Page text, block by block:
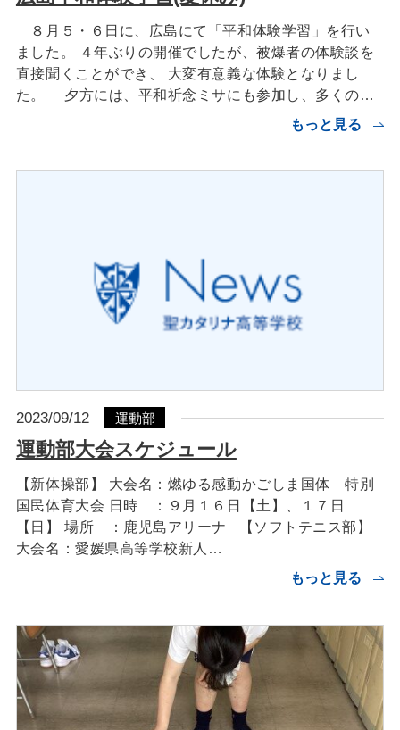
８月５・６日に、広島にて「平和体験学習」を行い
ました。 ４年ぶりの開催でしたが、被爆者の体験談を
直接聞くことができ、 大変有意義な体験となりまし
た。 夕方には、平和祈念ミサにも参加し、多くの…
もっと見る
2023/09/12 運動部
運動部大会スケジュール
【新体操部】 大会名：燃ゆる感動かごしま国体 特別
国民体育大会 日時 ：９月１６日【土】、１７日
【日】 場所 ：鹿児島アリーナ 【ソフトテニス部】
大会名：愛媛県高等学校新人…
もっと見る